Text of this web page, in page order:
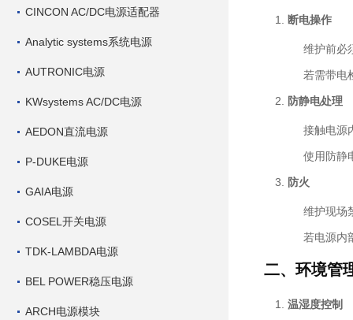
CINCON AC/DC电源适配器
Analytic systems系统电源
AUTRONIC电源
KWsystems AC/DC电源
AEDON直流电源
P-DUKE电源
GAIA电源
COSEL开关电源
TDK-LAMBDA电源
BEL POWER稳压电源
ARCH电源模块
断电操作
维护前必
若需带电
防静电处理
接触电源
使用防静
防火
维护现场
若电源内
二、环境管
温湿度控制